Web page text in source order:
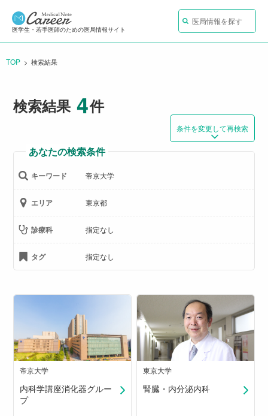
医学生・若手医師のための医局情報サイト
医局情報を探す
TOP CURRENT:
検索結果
検索結果 4件
条件を変更して再検索
あなたの検索条件
キーワード 帝京大学
エリア 東京都
診療科 指定なし
タグ 指定なし
帝京大学
内科学講座消化器グルー
プ
東京大学
腎臓・内分泌内科